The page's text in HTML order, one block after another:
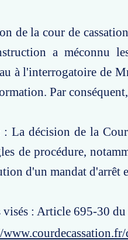
de la cour de
a méconnu
à l'interrogatoire de
Par
: La décision de la
de procédure,
d'un mandat d'arrêt
visés : Article 695-30 du